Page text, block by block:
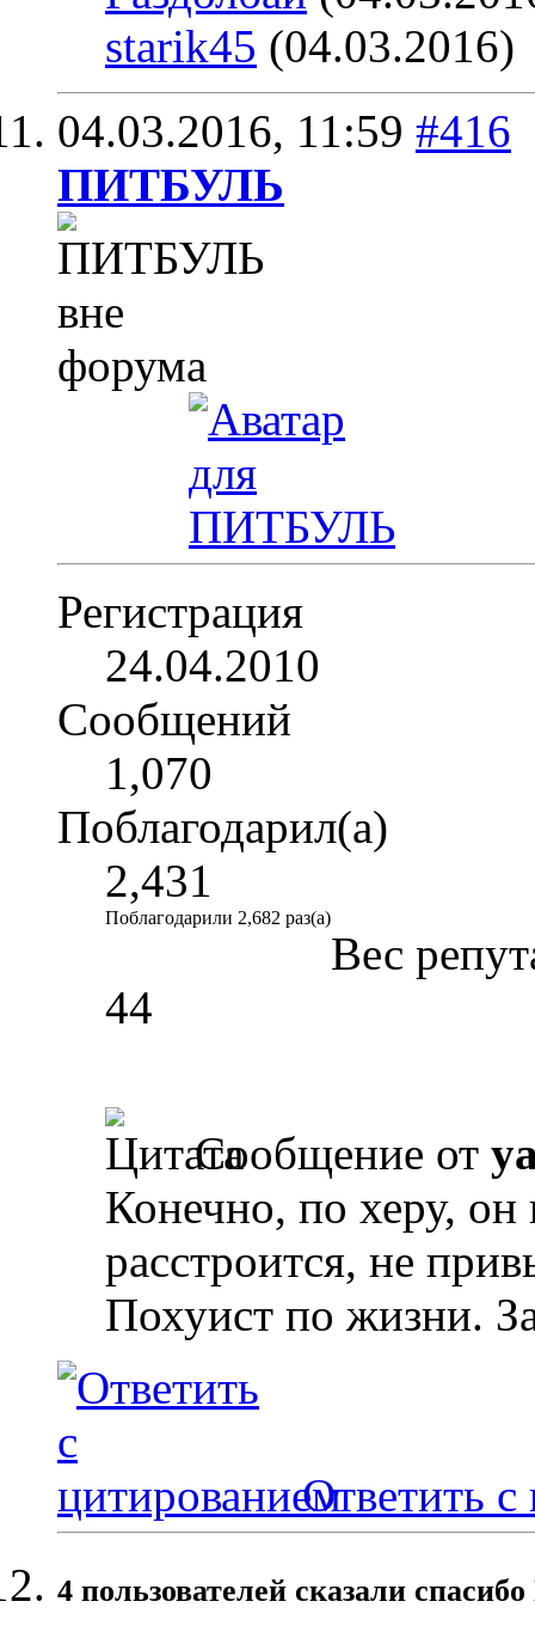
starik45 (04.03.2016)
04.03.2016, 11:59 #416
ПИТБУЛЬ
Регистрация
24.04.2010
Сообщений
1,070
Поблагодарил(а)
2,431
Поблагодарили 2,682 раз(а)
Вес
44
Сообщение от
Конечно, по херу,
расстроится, не
Похуист по жизни.
Ответить с
4 пользователей сказали